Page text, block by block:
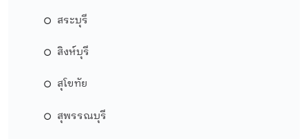
สระบุรี
สิงห์บุรี
สุโขทัย
สุพรรณบุรี